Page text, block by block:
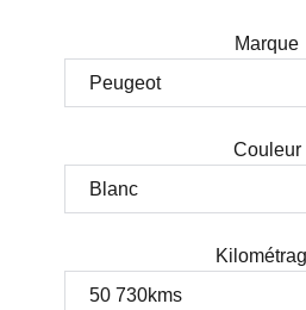
Marque
Couleur